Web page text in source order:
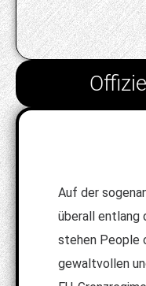
Auf der
überall entlang
stehen People
gewaltvollen